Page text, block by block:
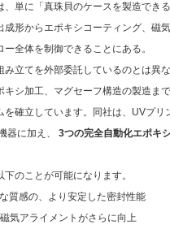
、単に「真珠貝のケースを製造でき
成形からエポキシコーティング、磁
全体を制御できることにある。
み立てを外部委託しているのとは異な
キシ加工、マグセーフ構造の製造ま
を確立しています。同社は、UVプリ
器に加え、 3つの完全自動化エポキ
下のことが可能になります。
質感の、より安定した密封性能
気アライメントがさらに向上